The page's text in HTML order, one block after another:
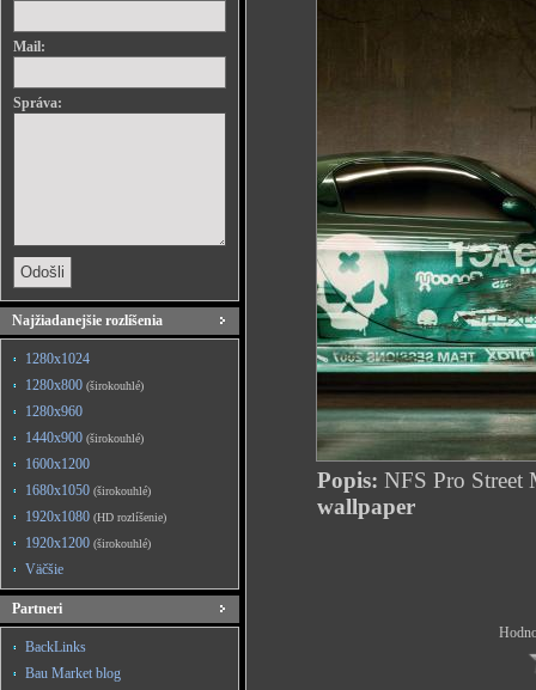
Mail:
Správa:
Najžiadanejšie rozlíšenia
1280x1024
1280x800 (širokouhlé)
1280x960
1440x900 (širokouhlé)
1600x1200
1680x1050 (širokouhlé)
1920x1080 (HD rozlíšenie)
1920x1200 (širokouhlé)
Väčšie
Partneri
BackLinks
Bau Market blog
Popis: NFS Pro Street
wallpaper